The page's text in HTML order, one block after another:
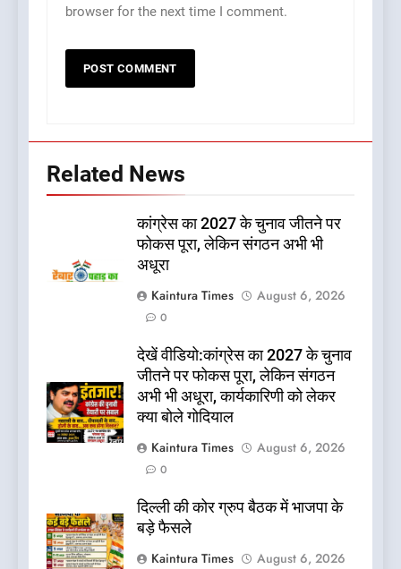
browser for the next time I comment.
Related News
कांग्रेस का 2027 के चुनाव जीतने पर
फोकस पूरा, लेकिन संगठन अभी भी
अधूरा
Kaintura Times
August 6, 2026
0
देखें वीडियो:कांग्रेस का 2027 के चुनाव
जीतने पर फोकस पूरा, लेकिन संगठन
अभी भी अधूरा, कार्यकारिणी को लेकर
क्या बोले गोदियाल
Kaintura Times
August 6, 2026
0
दिल्ली की कोर ग्रुप बैठक में भाजपा के
बड़े फैसले
Kaintura Times
August 6, 2026